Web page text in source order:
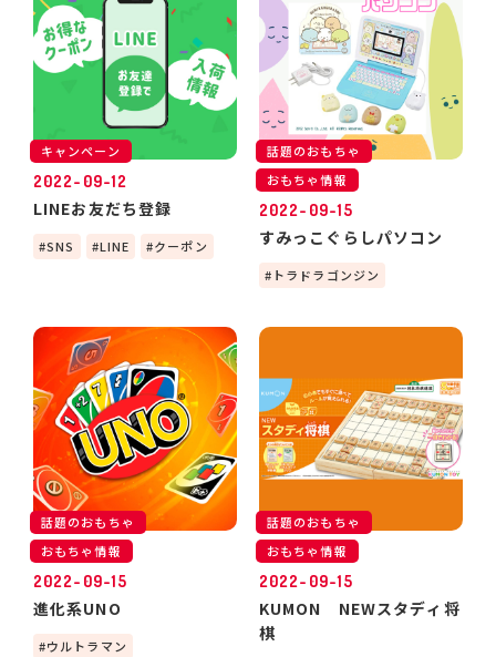
キャンペーン
2022-09-12
LINEお友だち登録
SNS LINE クーポン
話題のおもちゃ
おもちゃ情報
2022-09-15
すみっこぐらしパソコン
トラドラゴンジン
話題のおもちゃ
おもちゃ情報
2022-09-15
進化系UNO
ウルトラマン
話題のおもちゃ
おもちゃ情報
2022-09-15
KUMON NEWスタディ将
棋